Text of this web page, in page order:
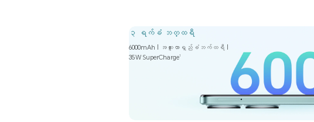
၃ ရက်ခံ ဘတ္ထရီ
6000mAh | အထူးတာရှည်ခံဘက်ထရီ |
35W SuperCharge1